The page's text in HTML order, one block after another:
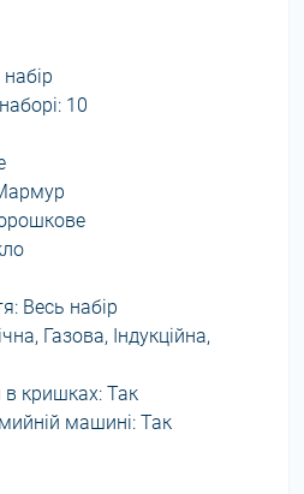
10
Весь набір
Газова, Індукційна,
в кришках: Так
машині: Так